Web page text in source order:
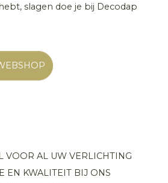
slagen doe je bij Decodap
VOOR AL UW VERLICHTING
EN KWALITEIT BIJ ONS